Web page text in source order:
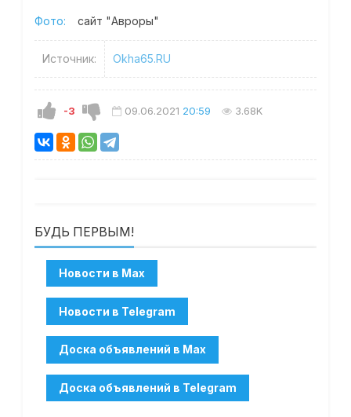
Фото: сайт "Авроры"
Источник: Okha65.RU
-3 09.06.2021 20:59 3.68K
БУДЬ ПЕРВЫМ!